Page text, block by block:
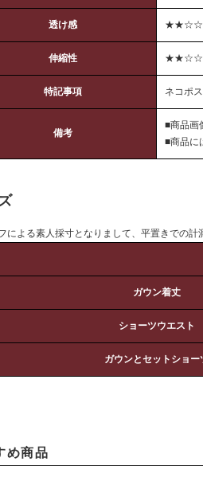
透け感
伸縮性
特記事項 ネコポ
備考
■商品画
■商品に
による素人採寸となりまして、平置きでの計
ガウン着丈
ショーツウエスト
ガウンとセットショー
め商品